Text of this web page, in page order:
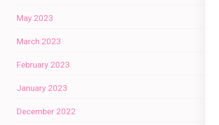
May 2023
March 2023
February 2023
January 2023
December 2022